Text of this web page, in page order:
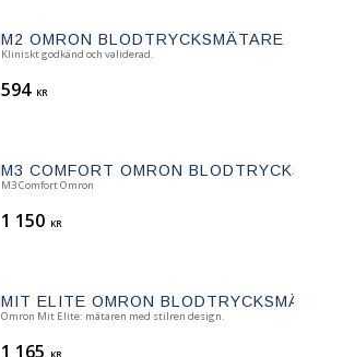
M2 OMRON BLODTRYCKSMÄTARE
Kliniskt godkänd och validerad.
594 KR
M3 COMFORT OMRON
M3 Comfort Omron
1 150 KR
MIT ELITE OMRON
Omron Mit Elite: mätaren med stilren design.
1 165 KR